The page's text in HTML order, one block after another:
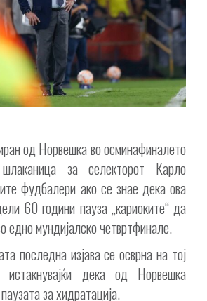
од Норвешка во осминафиналето
за селекторот Карло
фудбалери ако се знае дека ова
60 години пауза „кариоките“ да
едно мундијалско четвртфинале.
последна изјава се осврна на тој
истакнувајќи дека од Норвешка
за хидратација.